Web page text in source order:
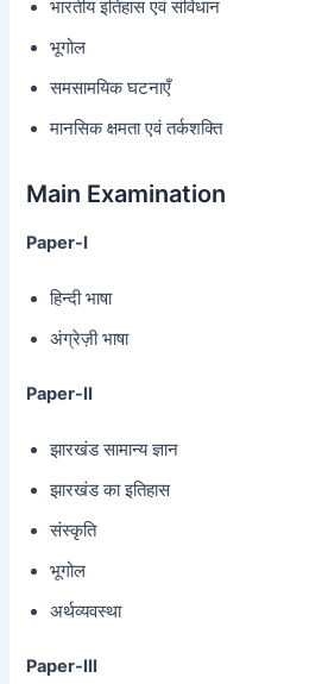
भारतीय इतिहास एवं संविधान
भूगोल
समसामयिक घटनाएँ
मानसिक क्षमता एवं तर्कशक्ति
Main Examination
Paper-I
हिन्दी भाषा
अंग्रेज़ी भाषा
Paper-II
झारखंड सामान्य ज्ञान
झारखंड का इतिहास
संस्कृति
भूगोल
अर्थव्यवस्था
Paper-III